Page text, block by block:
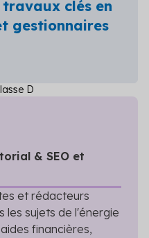
clés en
gestionnaires
D
& SEO et
et rédacteurs
les sujets de l'énergie
financières,